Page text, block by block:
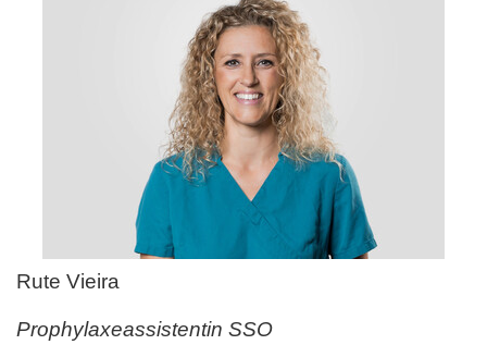
Rute Vieira
Prophylaxeassistentin SSO